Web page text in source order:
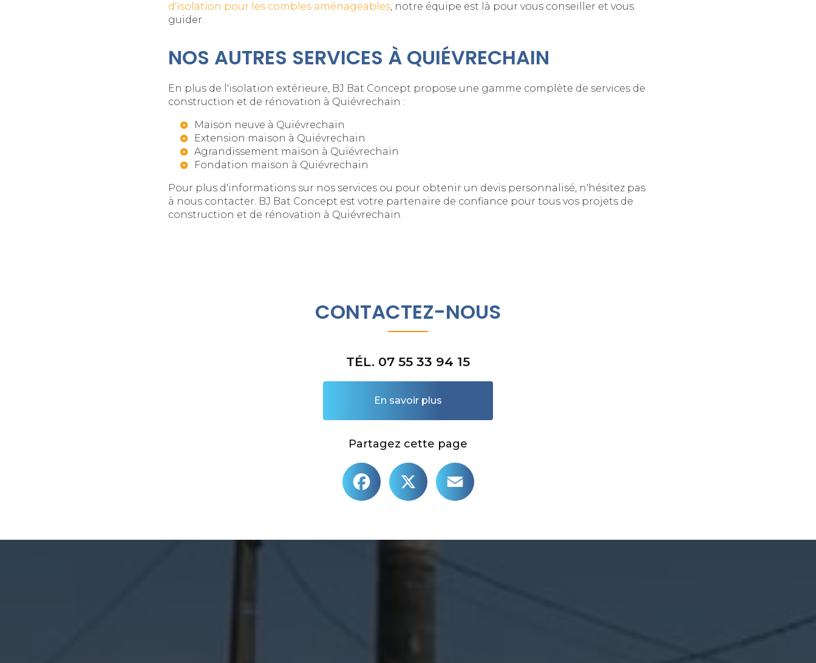
d'isolation pour les combles aménageables, notre équipe est là pour vous conseiller et vous
guider.
NOS AUTRES SERVICES À QUIÉVRECHAIN
En plus de l'isolation extérieure, BJ Bat Concept propose une gamme complète de services de
construction et de rénovation à Quiévrechain :
Maison neuve à Quiévrechain
Extension maison à Quiévrechain
Agrandissement maison à Quiévrechain
Fondation maison à Quiévrechain
Pour plus d'informations sur nos services ou pour obtenir un devis personnalisé, n'hésitez pas
à nous contacter. BJ Bat Concept est votre partenaire de confiance pour tous vos projets de
construction et de rénovation à Quiévrechain.
CONTACTEZ-NOUS
TÉL. 07 55 33 94 15
En savoir plus
Partagez cette page
Facebook